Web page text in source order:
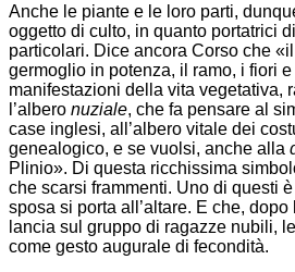
Anche le piante e le loro parti,
oggetto di culto, in quanto portatrici
particolari. Dice ancora Corso che «il
germoglio in potenza, il ramo, i fiori
manifestazioni della vita vegetativa,
l’albero nuziale, che fa pensare al
case inglesi, all’albero vitale dei
genealogico, e se vuolsi, anche alla
Plinio». Di questa ricchissima
che scarsi frammenti. Uno di questi è
sposa si porta all’altare. E che,
lancia sul gruppo di ragazze nubili,
come gesto augurale di fecondità.